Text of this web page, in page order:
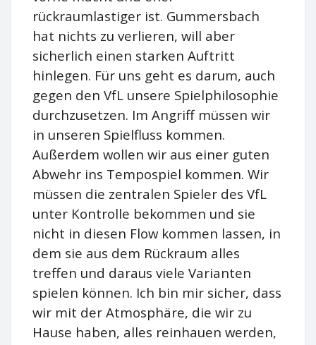
rückraumlastiger ist. Gummersbach
hat nichts zu verlieren, will aber
sicherlich einen starken Auftritt
hinlegen. Für uns geht es darum, auch
gegen den VfL unsere Spielphilosophie
durchzusetzen. Im Angriff müssen wir
in unseren Spielfluss kommen.
Außerdem wollen wir aus einer guten
Abwehr ins Tempospiel kommen. Wir
müssen die zentralen Spieler des VfL
unter Kontrolle bekommen und sie
nicht in diesen Flow kommen lassen, in
dem sie aus dem Rückraum alles
treffen und daraus viele Varianten
spielen können. Ich bin mir sicher, dass
wir mit der Atmosphäre, die wir zu
Hause haben, alles reinhauen werden,